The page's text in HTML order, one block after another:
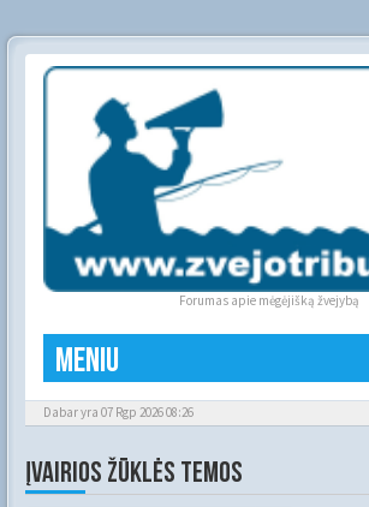
Forumas apie mėgėjišką žvejybą
Meniu
Dabar yra 07 Rgp 2026 08:26
ĮVAIRIOS ŽŪKLĖS TEMOS